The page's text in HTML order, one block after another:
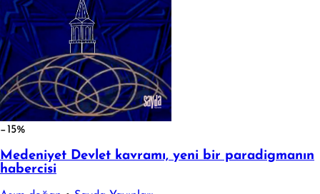
−15%
Medeniyet Devlet kavramı, yeni bir paradigmanın
habercisi